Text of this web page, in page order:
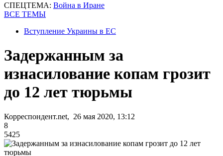
СПЕЦТЕМА: Война в Иране
ВСЕ ТЕМЫ
Вступление Украины в ЕС
Задержанным за
изнасилование копам грозит
до 12 лет тюрьмы
Корреспондент.net, 26 мая 2020, 13:12
8
5425